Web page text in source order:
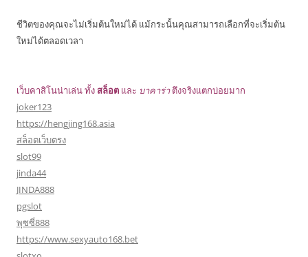
ชีวิตของคุณจะไม่เริ่มต้นใหม่ได้ แม้กระนั้นคุณสามารถเลือกที่จะเริ่มต้น
ใหม่ได้ตลอดเวลา
เว็บคาสิโนน่าเล่น ทั้งสล็อต และ บาคาร่าตึงจริงแตกบ่อยมาก
joker123
https://hengjing168.asia
สล็อตเว็บตรง
slot99
jinda44
JINDA888
pgslot
พุซซี่888
https://www.sexyauto168.bet